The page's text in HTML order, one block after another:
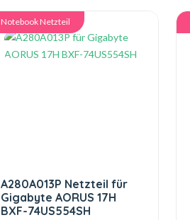
Notebook Netzteil
A280A013P Netzteil für
Gigabyte AORUS 17H
BXF-74US554SH